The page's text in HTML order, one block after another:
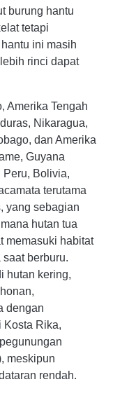
burung hantu
tetapi
ini masih
rinci dapat
Amerika Tengah
Nikaragua,
dan Amerika
Guyana
Peru, Bolivia,
terutama
yang sebagian
hutan tua
memasuki habitat
berburu.
hutan kering,
dengan
Kosta Rika,
meskipun
rendah.